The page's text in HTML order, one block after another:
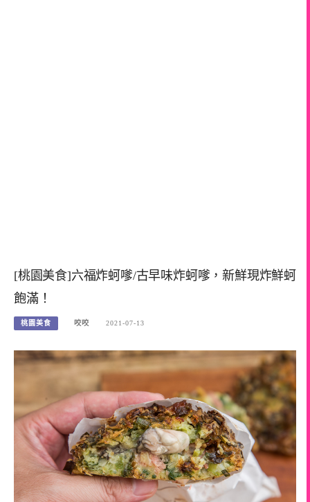
[桃園美食]六福炸蚵嗲/古早味炸蚵嗲，新鮮現炸鮮蚵
飽滿！
桃園美食 咬咬 2021-07-13